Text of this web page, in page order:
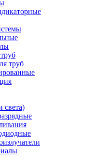
труб
света)